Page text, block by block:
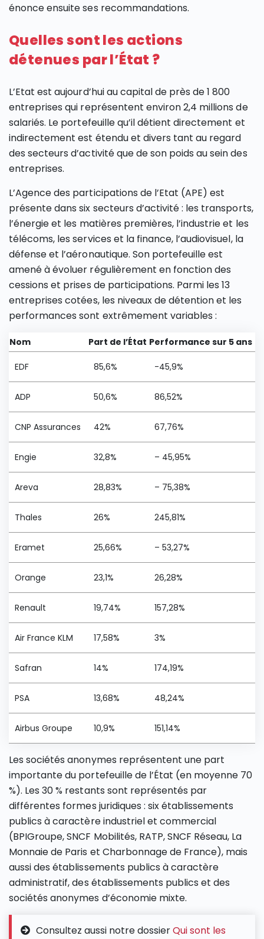
énonce ensuite ses recommandations.
Quelles sont les actions
détenues par l’État ?
L’Etat est aujourd’hui au capital de près de 1 800
entreprises qui représentent environ 2,4 millions de
salariés. Le portefeuille qu’il détient directement et
indirectement est étendu et divers tant au regard
des secteurs d’activité que de son poids au sein des
entreprises.
L’Agence des participations de l’Etat (APE) est
présente dans six secteurs d’activité : les transports,
l’énergie et les matières premières, l’industrie et les
télécoms, les services et la finance, l’audiovisuel, la
défense et l’aéronautique. Son portefeuille est
amené à évoluer régulièrement en fonction des
cessions et prises de participations. Parmi les 13
entreprises cotées, les niveaux de détention et les
performances sont extrêmement variables :
Nom Part de l’État Performance sur 5 ans
EDF 85,6% -45,9%
ADP 50,6% 86,52%
CNP Assurances 42% 67,76%
Engie 32,8% – 45,95%
Areva 28,83% – 75,38%
Thales 26% 245,81%
Eramet 25,66% – 53,27%
Orange 23,1% 26,28%
Renault 19,74% 157,28%
Air France KLM 17,58% 3%
Safran 14% 174,19%
PSA 13,68% 48,24%
Airbus Groupe 10,9% 151,14%
Les sociétés anonymes représentent une part
importante du portefeuille de l’État (en moyenne 70
%). Les 30 % restants sont représentés par
différentes formes juridiques : six établissements
publics à caractère industriel et commercial
(BPIGroupe, SNCF Mobilités, RATP, SNCF Réseau, La
Monnaie de Paris et Charbonnage de France), mais
aussi des établissements publics à caractère
administratif, des établissements publics et des
sociétés anonymes d’économie mixte.
Consultez aussi notre dossierQui sont les